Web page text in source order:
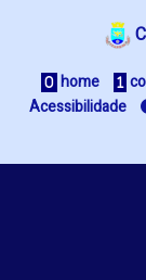
home
Acessibilidade